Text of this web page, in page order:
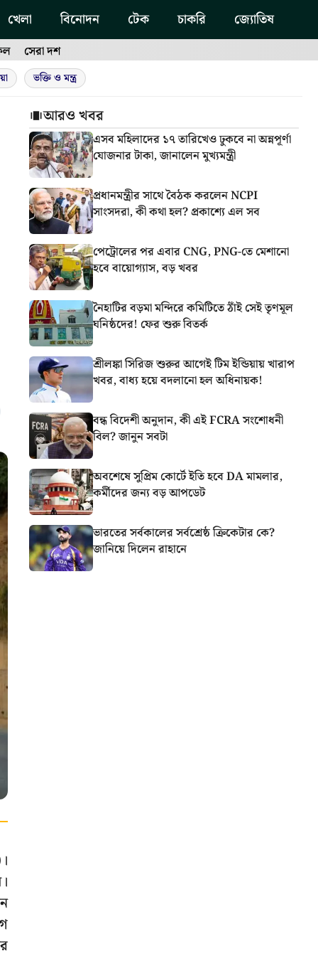
খেলা বিনোদন টেক চাকরি জ্যোতিষ
সেরা দশ
ভক্তি ও মন্ত্র
আরও খবর
এসব মহিলাদের ১৭ তারিখেও ঢুকবে না অন্নপূর্ণা
যোজনার টাকা, জানালেন মুখ্যমন্ত্রী
প্রধানমন্ত্রীর সাথে বৈঠক করলেন NCPI
সাংসদরা, কী কথা হল? প্রকাশ্যে এল সব
পেট্রোলের পর এবার CNG, PNG-তে মেশানো
হবে বায়োগ্যাস, বড় খবর
নৈহাটির বড়মা মন্দিরে কমিটিতে ঠাঁই সেই তৃণমূল
ঘনিষ্ঠদের! ফের শুরু বিতর্ক
শ্রীলঙ্কা সিরিজ শুরুর আগেই টিম ইন্ডিয়ায় খারাপ
খবর, বাধ্য হয়ে বদলানো হল অধিনায়ক!
বন্ধ বিদেশী অনুদান, কী এই FCRA সংশোধনী
বিল? জানুন সবটা
অবশেষে সুপ্রিম কোর্টে ইতি হবে DA মামলার,
কর্মীদের জন্য বড় আপডেট
ভারতের সর্বকালের সর্বশ্রেষ্ঠ ক্রিকেটার কে?
জানিয়ে দিলেন রাহানে